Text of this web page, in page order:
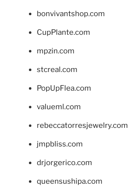
bonvivantshop.com
CupPlante.com
mpzin.com
stcreal.com
PopUpFlea.com
valueml.com
rebeccatorresjewelry.com
jmpbliss.com
drjorgerico.com
queensushipa.com